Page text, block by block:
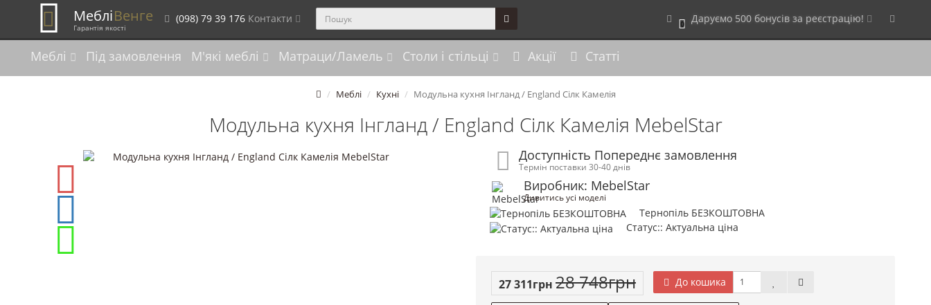
МебліВенге
Гарантія якості
(098) 79 39 176 Контакти 0 Даруємо 500 бонусів за реєстрацію!
Меблі Під замовлення М'які меблі Матраци/Ламель Столи і стільці Акції Статті
Меблі Кухні Модульна кухня Інгланд / England Сілк Камелія
Модульна кухня Інгланд / England Сілк Камелія MebelStar
Доступність Попереднє замовлення
Термін поставки 30-40 днів
Виробник: MebelStar
Дивитись усі моделі
Тернопіль БЕЗКОШТОВНА
Статус:: Актуальна ціна
27 311грн 28 748грн До кошика